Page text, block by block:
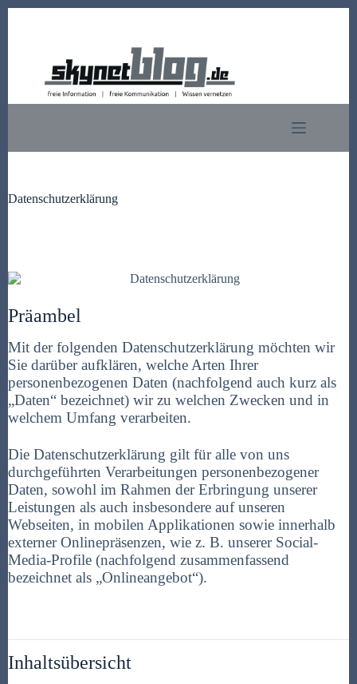
Datenschutzerklärung
Präambel
Mit der folgenden Datenschutzerklärung möchten wir
Sie darüber aufklären, welche Arten Ihrer
personenbezogenen Daten (nachfolgend auch kurz als
„Daten“ bezeichnet) wir zu welchen Zwecken und in
welchem Umfang verarbeiten.
Die Datenschutzerklärung gilt für alle von uns
durchgeführten Verarbeitungen personenbezogener
Daten, sowohl im Rahmen der Erbringung unserer
Leistungen als auch insbesondere auf unseren
Webseiten, in mobilen Applikationen sowie innerhalb
externer Onlinepräsenzen, wie z. B. unserer Social-
Media-Profile (nachfolgend zusammenfassend
bezeichnet als „Onlineangebot“).
Inhaltsübersicht